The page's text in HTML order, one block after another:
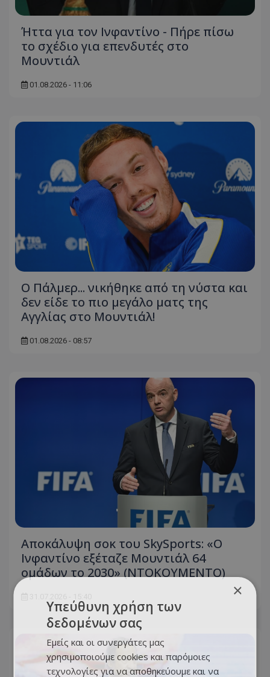
Ήττα για τον Ινφαντίνο - Πήρε πίσω
το σχέδιο για επενδυτές στο
Μουντιάλ
01.08.2026 - 11:06
Ο Πάλμερ... νικήθηκε από τη νύστα και
δεν είδε το πιο μεγάλο ματς της
Αγγλίας στο Μουντιάλ!
01.08.2026 - 08:57
Αποκάλυψη σοκ του SkySports: «O
Ινφαντίνο εξέταζε Μουντιάλ 64
ομάδων το 2030» (ΝΤΟΚΟΥΜΕΝΤΟ)
×
Υπεύθυνη χρήση των
δεδομένων σας
Εμείς και οι συνεργάτες μας
χρησιμοποιούμε cookies και παρόμοιες
τεχνολογίες για να αποθηκεύουμε και να